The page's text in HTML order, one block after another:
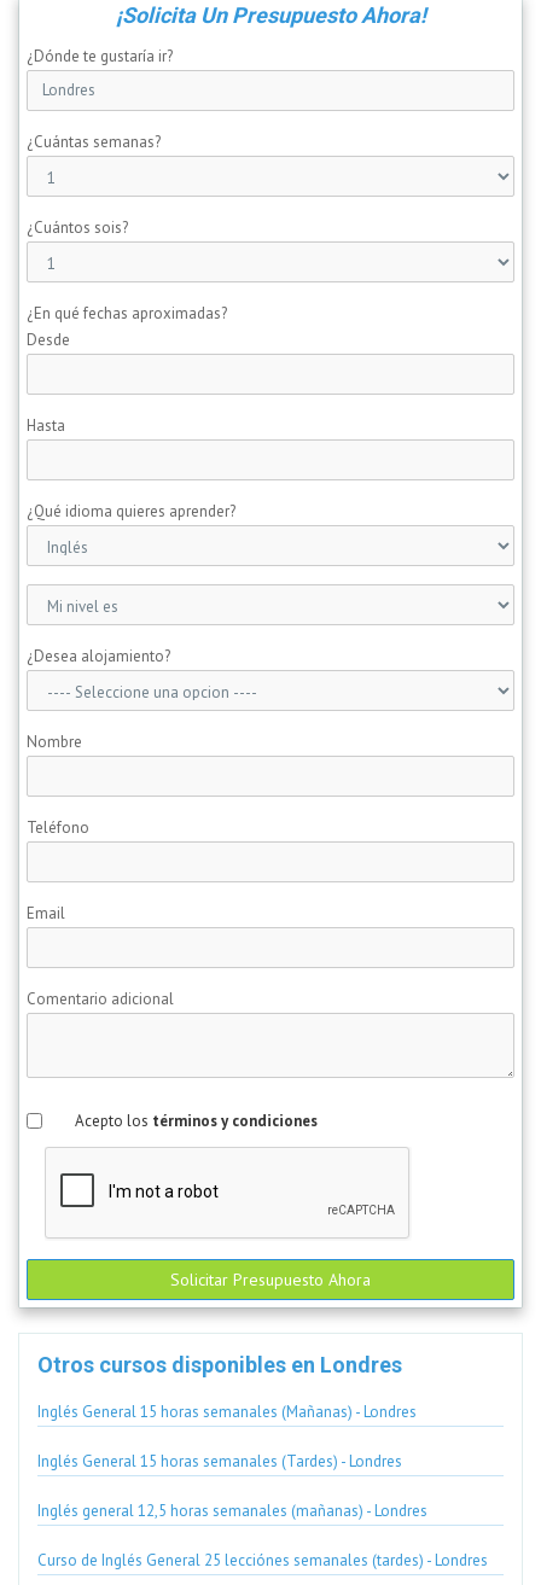
¡Solicita Un Presupuesto Ahora!
¿Dónde te gustaría ir?
¿Cuántas semanas?
¿Cuántos sois?
¿En qué fechas aproximadas?
Desde
Hasta
¿Qué idioma quieres aprender?
¿Desea alojamiento?
Nombre
Teléfono
Email
Comentario adicional
Acepto los términos y condiciones
Solicitar Presupuesto Ahora
Otros cursos disponibles en Londres
Inglés General 15 horas semanales (Mañanas) - Londres
Inglés General 15 horas semanales (Tardes) - Londres
Inglés general 12,5 horas semanales (mañanas) - Londres
Curso de Inglés General 25 lecciónes semanales (tardes) - Londres